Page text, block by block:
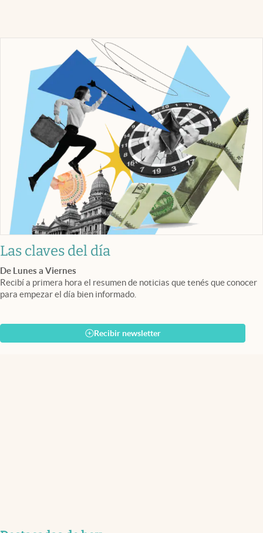
Las claves del día
De Lunes a Viernes
Recibí a primera hora el resumen de noticias que tenés que conocer
para empezar el día bien informado.
Recibir newsletter